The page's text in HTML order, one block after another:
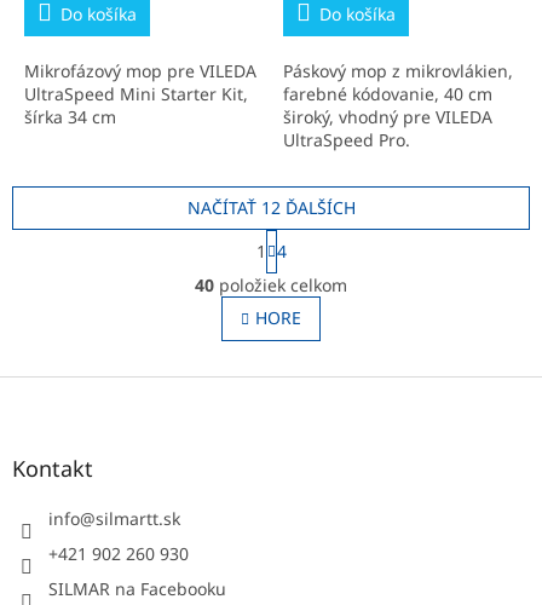
Do košíka
Mikrofázový mop pre VILEDA
UltraSpeed Mini Starter Kit,
šírka 34 cm
Do košíka
Páskový mop z mikrovlákien,
farebné kódovanie, 40 cm
široký, vhodný pre VILEDA
UltraSpeed Pro.
O
v
l
á
a
NAČÍTAŤ 12 ĎALŠÍCH
S
t
r
á
n
k
v
1
4
40 položiek celkom
HORE
Z
Kontakt
info@silmartt.sk
+421 902 260 930
SILMAR na Facebooku